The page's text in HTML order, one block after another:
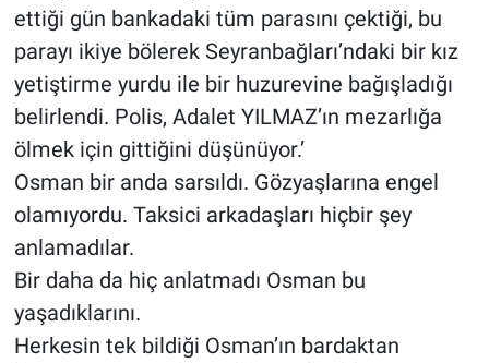
ettiği gün bankadaki tüm parasını çektiği, bu
parayı ikiye bölerek Seyranbağları’ndaki bir kız
yetiştirme yurdu ile bir huzurevine bağışladığı
belirlendi. Polis, Adalet YILMAZ’ın mezarlığa
ölmek için gittiğini düşünüyor.’
Osman bir anda sarsıldı. Gözyaşlarına engel
olamıyordu. Taksici arkadaşları hiçbir şey
anlamadılar.
Bir daha da hiç anlatmadı Osman bu
yaşadıklarını.
Herkesin tek bildiği Osman’ın bardaktan